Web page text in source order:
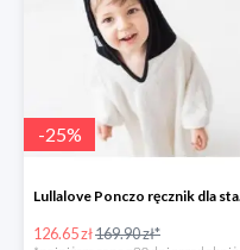
-25%
126.65 zł169.90 zł*